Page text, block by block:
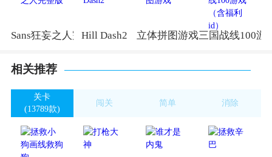
Sans狂妄之人完整版Hill Dash2 立体拼图游戏三国战线100游
相关推荐
关卡
(13789款)
闯关
简单
消除